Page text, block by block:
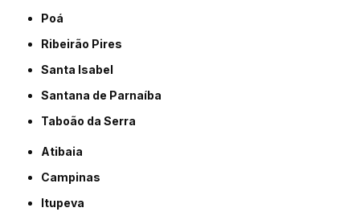
Poá
Ribeirão Pires
Santa Isabel
Santana de Parnaíba
Taboão da Serra
Atibaia
Campinas
Itupeva